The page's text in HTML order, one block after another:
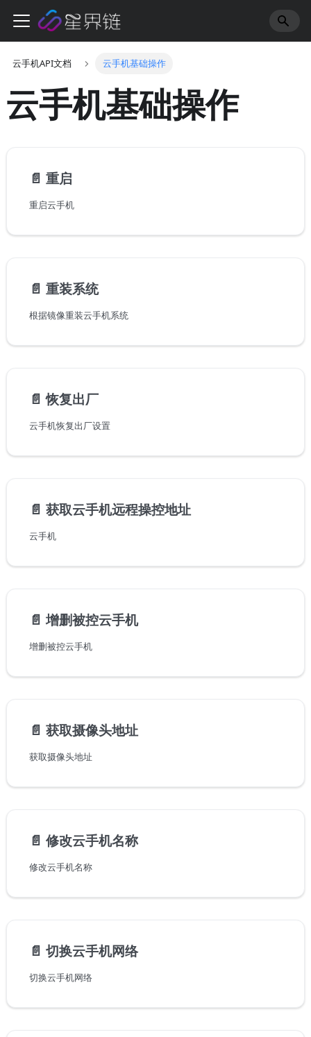
云手机API文档 云手机基础操作
云手机基础操作
📄️ 重启
重启云手机
📄️ 重装系统
根据镜像重装云手机系统
📄️ 恢复出厂
云手机恢复出厂设置
📄️ 获取云手机远程操控地址
云手机
📄️ 增删被控云手机
增删被控云手机
📄️ 获取摄像头地址
获取摄像头地址
📄️ 修改云手机名称
修改云手机名称
📄️ 切换云手机网络
切换云手机网络